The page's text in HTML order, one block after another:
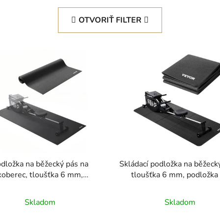
OTVORIŤ FILTER
na běžecký pás na
tloušťka 6 mm,
stroje pro běžecké pásy,
pásy, lehokola, ochrana
Skladom
Skládací podložka na
tloušťka 6 mm, podložka
pro eliptický trenažér na
dřevěná podlaha, ochrana
Skladom